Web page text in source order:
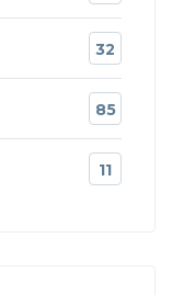
32
85
11